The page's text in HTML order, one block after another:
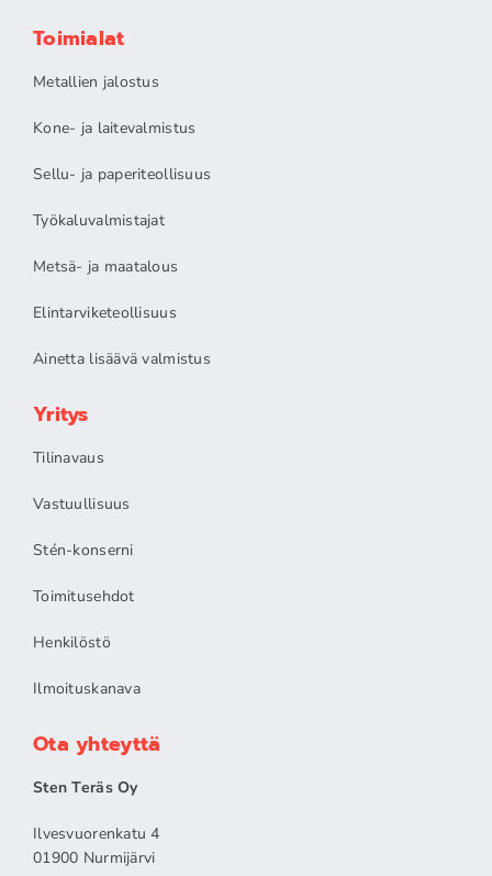
Toimialat
Metallien jalostus
Kone- ja laitevalmistus
Sellu- ja paperiteollisuus
Työkaluvalmistajat
Metsä- ja maatalous
Elintarviketeollisuus
Ainetta lisäävä valmistus
Yritys
Tilinavaus
Vastuullisuus
Stén-konserni
Toimitusehdot
Henkilöstö
Ilmoituskanava
Ota yhteyttä
Sten Teräs Oy
Ilvesvuorenkatu 4
01900 Nurmijärvi